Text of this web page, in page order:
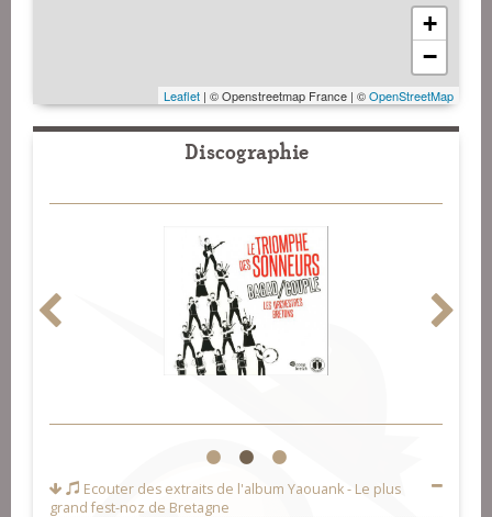
+
−
Leaflet | © Openstreetmap France | ©OpenStreetMap
Discographie
1 2 3
Ecouter des extraits de l'album Yaouank - Le plus
grand fest-noz de Bretagne